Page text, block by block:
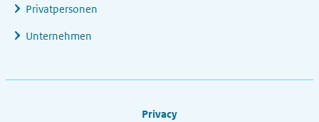
Privatpersonen
Unternehmen
Privacy